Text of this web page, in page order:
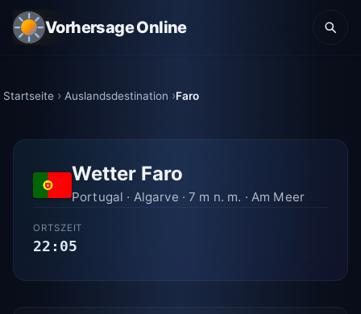
Vorhersage Online
Startseite Auslandsdestination Faro
Wetter Faro
Portugal · Algarve · 7 m n. m. · Am Meer
ORTSZEIT
22:05